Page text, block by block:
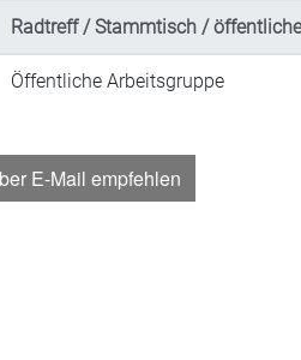
Radtreff / Stammtisch /
Öffentliche Arbeitsgruppe
E-Mail empfehlen